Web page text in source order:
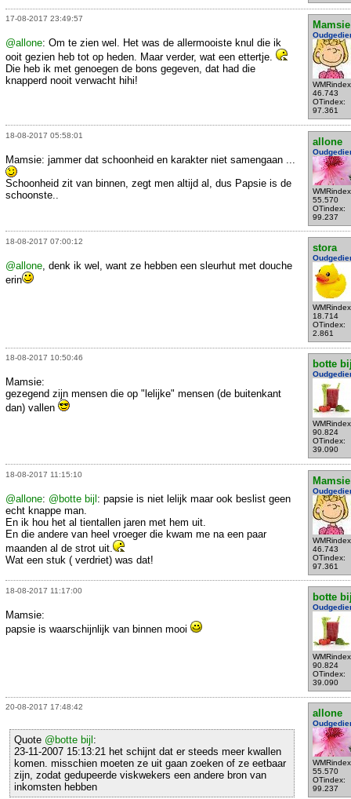
17-08-2017 23:49:57
Mamsie
46.743
OTindex:
97.361
@allone: Om te zien wel. Het was de allermooiste knul die ik
ooit gezien heb tot op heden. Maar verder, wat een ettertje.
Die heb ik met genoegen de bons gegeven, dat had die
knapperd nooit verwacht hihi!
18-08-2017 05:58:01
allone
55.570
OTindex:
99.237
Mamsie: jammer dat schoonheid en karakter niet samengaan ...
Schoonheid zit van binnen, zegt men altijd al, dus Papsie is de
schoonste..
18-08-2017 07:00:12
stora
18.714
OTindex:
2.861
@allone, denk ik wel, want ze hebben een sleurhut met douche
erin
18-08-2017 10:50:46
botte
90.824
OTindex:
39.090
Mamsie:
gezegend zijn mensen die op "lelijke" mensen (de buitenkant
dan) vallen
18-08-2017 11:15:10
Mamsie
46.743
OTindex:
97.361
@allone: @botte bijl: papsie is niet lelijk maar ook beslist geen
echt knappe man.
En ik hou het al tientallen jaren met hem uit.
En die andere van heel vroeger die kwam me na een paar
maanden al de strot uit.
Wat een stuk ( verdriet) was dat!
18-08-2017 11:17:00
botte
90.824
OTindex:
39.090
Mamsie:
papsie is waarschijnlijk van binnen mooi
20-08-2017 17:48:42
allone
55.570
OTindex:
99.237
Quote @botte bijl :
23-11-2007 15:13:21 het schijnt dat er steeds meer kwallen
komen. misschien moeten ze uit gaan zoeken of ze eetbaar
zijn, zodat gedupeerde viskwekers een andere bron van
inkomsten hebben